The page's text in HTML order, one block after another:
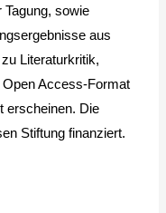
Tagung, sowie
aus
Literaturkritik,
Access-Format
erscheinen. Die
Stiftung finanziert.